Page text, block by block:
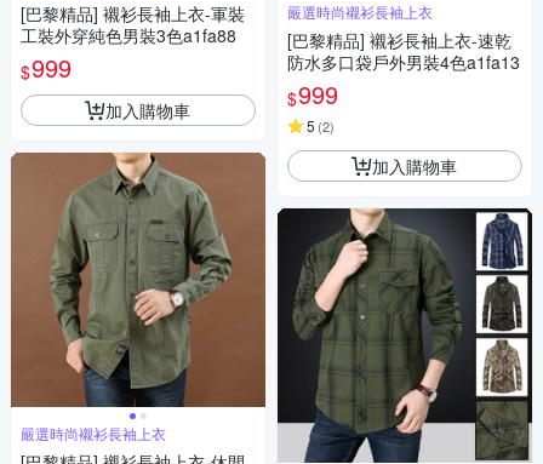
[巴黎精品] 襯衫長袖上衣-軍裝
工裝外穿純色男裝3色a1fa88
$999
加入購物車
嚴選時尚襯衫長袖上衣
嚴選時尚襯衫長袖上衣
[巴黎精品] 襯衫長袖上衣-速乾
防水多口袋戶外男裝4色a1fa13
$999
5 (2)
加入購物車